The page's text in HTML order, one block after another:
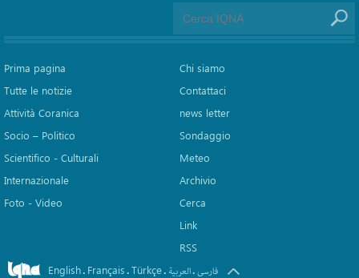
Prima pagina
Tutte le notizie
Attività Coranica
Socio – Politico
Scientifico - Culturali
Internazionale
Foto - Video
Chi siamo
Contattaci
news letter
Sondaggio
Meteo
Archivio
Cerca
Link
RSS
English. Français.Türkçe. العربیة.فارسی